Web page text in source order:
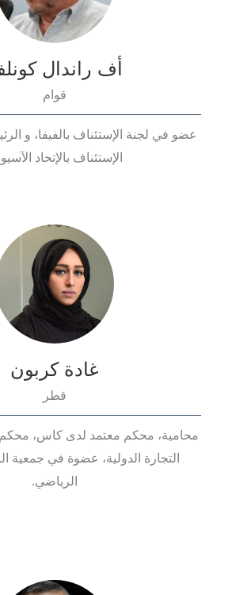
أف راندال
قوام
عضو في لجنة الإستئناف بالفيفا، و
الإستئناف بالإتحاد
غادة كربون
قطر
محامية، محكم معتمد لدى كاس،
التجارة الدولية، عضوة في جمعية
الرياضي.